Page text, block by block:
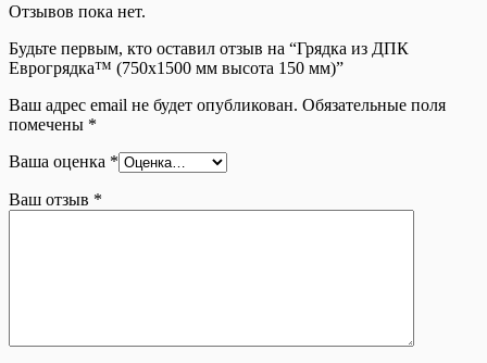
Отзывов пока нет.
Будьте первым, кто оставил отзыв на “Грядка из ДПК
Еврогрядка™ (750х1500 мм высота 150 мм)”
Ваш адрес email не будет опубликован. Обязательные поля
помечены *
Ваша оценка *
Ваш отзыв *